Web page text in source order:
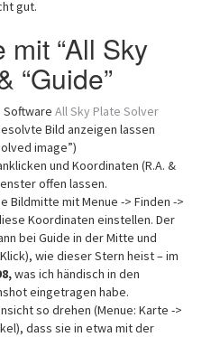
gut.
“All Sky
“Guide”
All Sky Plate Solver
Bild anzeigen lassen
image”)
und Koordinaten (R.A. &
offen lassen.
Bildmitte mit Menue -> Finden ->
Koordinaten einstellen. Der
bei Guide in der Mitte und
wie dieser Stern heist – im
was ich händisch in den
eingetragen habe.
so drehen (Menue: Karte ->
dass sie in etwa mit der